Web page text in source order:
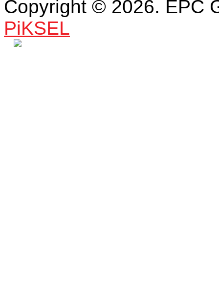
Copyright © 2026. EPC
PiKSEL